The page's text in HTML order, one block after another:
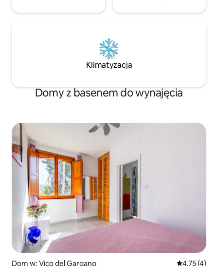
Klimatyzacja
Domy z basenem do wynajęcia
Dom w: Vico del Gargano Średnia
4,75 (4)